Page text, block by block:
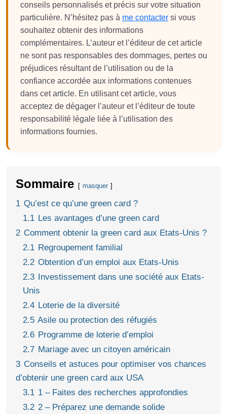
conseils personnalisés et précis sur votre situation
particulière. N’hésitez pas à me contacter si vous
souhaitez obtenir des informations
complémentaires. L’auteur et l’éditeur de cet article
ne sont pas responsables des dommages, pertes ou
préjudices résultant de l’utilisation ou de la
confiance accordée aux informations contenues
dans cet article. En utilisant cet article, vous
acceptez de dégager l’auteur et l’éditeur de toute
responsabilité légale liée à l’utilisation des
informations fournies.
Sommaire masquer
1 Qu’est ce qu’une green card ?
1.1 Les avantages d’une green card
2 Comment obtenir la green card aux Etats-Unis ?
2.1 Regroupement familial
2.2 Obtention d’un emploi aux Etats-Unis
2.3 Investissement dans une société aux Etats-
Unis
2.4 Loterie de la diversité
2.5 Asile ou protection des réfugiés
2.6 Programme de loterie d’emploi
2.7 Mariage avec un citoyen américain
3 Conseils et astuces pour optimiser vos chances
d’obtenir une green card aux USA
3.1 1 – Faites des recherches approfondies
3.2 2 – Préparez une demande solide